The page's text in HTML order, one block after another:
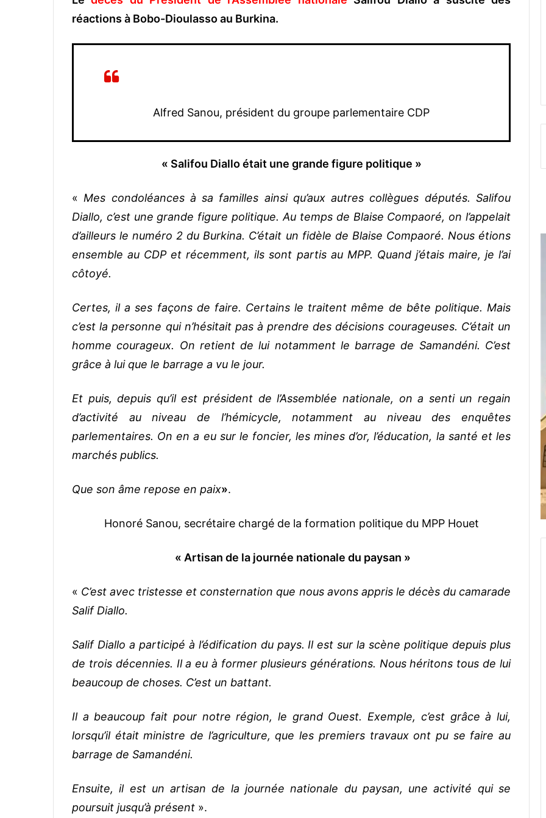
réactions à Bobo-Dioulasso au Burkina.
Alfred Sanou, président du groupe parlementaire CDP
« Salifou Diallo était une grande figure politique »
«Mes condoléances à sa familles ainsi qu’aux autres collègues députés. Salifou
Diallo, c’est une grande figure politique. Au temps de Blaise Compaoré, on l’appelait
d’ailleurs le numéro 2 du Burkina. C’était un fidèle de Blaise Compaoré. Nous étions
ensemble au CDP et récemment, ils sont partis au MPP. Quand j’étais maire, je l’ai
côtoyé.
Certes, il a ses façons de faire. Certains le traitent même de bête politique. Mais
c’est la personne qui n’hésitait pas à prendre des décisions courageuses. C’était un
homme courageux. On retient de lui notamment le barrage de Samandéni. C’est
grâce à lui que le barrage a vu le jour.
Et puis, depuis qu’il est président de l’Assemblée nationale, on a senti un regain
d’activité au niveau de l’hémicycle, notamment au niveau des enquêtes
parlementaires. On en a eu sur le foncier, les mines d’or, l’éducation, la santé et les
marchés publics.
Que son âme repose en paix».
Honoré Sanou, secrétaire chargé de la formation politique du MPP Houet
« Artisan de la journée nationale du paysan »
« C’est avec tristesse et consternation que nous avons appris le décès du camarade
Salif Diallo.
Salif Diallo a participé à l’édification du pays. Il est sur la scène politique depuis plus
de trois décennies. Il a eu à former plusieurs générations. Nous héritons tous de lui
beaucoup de choses. C’est un battant.
Il a beaucoup fait pour notre région, le grand Ouest. Exemple, c’est grâce à lui,
lorsqu’il était ministre de l’agriculture, que les premiers travaux ont pu se faire au
barrage de Samandéni.
Ensuite, il est un artisan de la journée nationale du paysan, une activité qui se
poursuit jusqu’à présent ».